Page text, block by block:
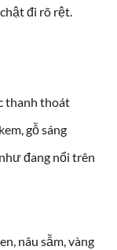
đi rõ rệt.
thanh thoát
gỗ sáng
đang nổi trên
nâu sẫm, vàng